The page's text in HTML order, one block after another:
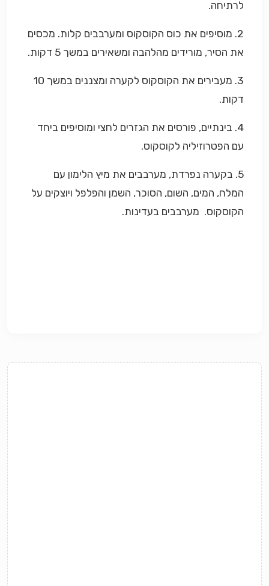
לרתיחה.
2. מוסיפים את כוס הקוסקוס ומערבבים קלות. מכסים
את הסיר, מורידים מהלהבה ומשאירים במשך 5 דקות.
3. מעבירים את הקוסקוס לקערה ומצננים במשך 10
דקות.
4. בינתיים, פורסים את הגזרים לחצי ומוסיפים ביחד
עם הפטרוזיליה לקוסקוס.
5. בקערה נפרדת, מערבבים את מיץ הלימון עם
המלח, המים, השום, הסוכר, השמן והפלפל ויוצקים על
הקוסקוס. מערבבים בעדינות.